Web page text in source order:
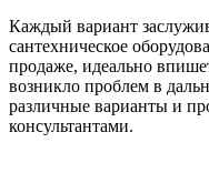
Каждый вариант
сантехническое
продаже, идеально
возникло проблем в
различные варианты и
консультантами.